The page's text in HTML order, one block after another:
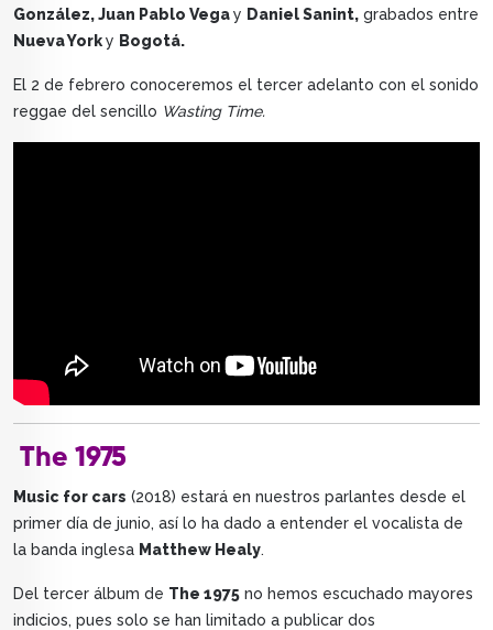
González, Juan Pablo Vegay Daniel Sanint, grabados entre
Nueva Yorky Bogotá.
El 2 de febrero conoceremos el tercer adelanto con el sonido
reggae del sencillo Wasting Time.
The 1975
Music for cars (2018) estará en nuestros parlantes desde el
primer día de junio, así lo ha dado a entender el vocalista de
la banda inglesa Matthew Healy.
Del tercer álbum de The 1975 no hemos escuchado mayores
indicios, pues solo se han limitado a publicar dos